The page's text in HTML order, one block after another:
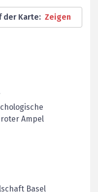
der Karte: Zeigen
Ampel
Basel